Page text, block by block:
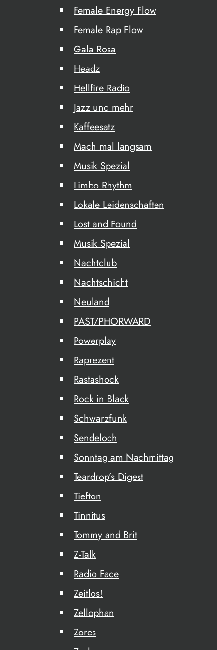
Female Energy Flow
Female Rap Flow
Gala Rosa
Headz
Hellfire Radio
Jazz und mehr
Kaffeesatz
Mach mal langsam
Musik Spezial
Limbo Rhythm
Lokale Leidenschaften
Lost and Found
Musik Spezial
Nachtclub
Nachtschicht
Neuland
PAST/PHORWARD
Powerplay
Raprezent
Rastashock
Rock in Black
Schwarzfunk
Sendeloch
Sonntag am Nachmittag
Teardrop’s Digest
Tiefton
Tinnitus
Tommy and Brit
Z-Talk
Radio Face
Zeitlos!
Zellophan
Zores